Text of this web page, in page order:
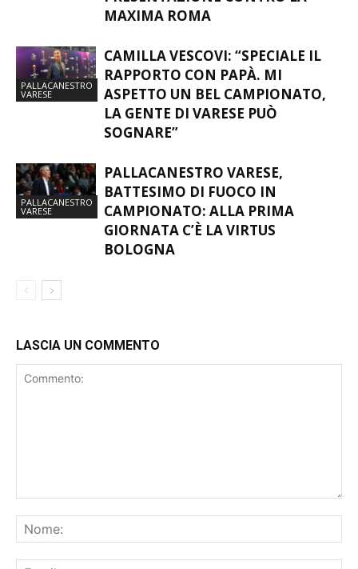
MAXIMA ROMA
PALLACANESTRO
VARESE
CAMILLA VESCOVI: “SPECIALE IL
RAPPORTO CON PAPÀ. MI
ASPETTO UN BEL CAMPIONATO,
LA GENTE DI VARESE PUÒ
SOGNARE”
PALLACANESTRO
VARESE
PALLACANESTRO VARESE,
BATTESIMO DI FUOCO IN
CAMPIONATO: ALLA PRIMA
GIORNATA C’È LA VIRTUS
BOLOGNA
LASCIA UN COMMENTO